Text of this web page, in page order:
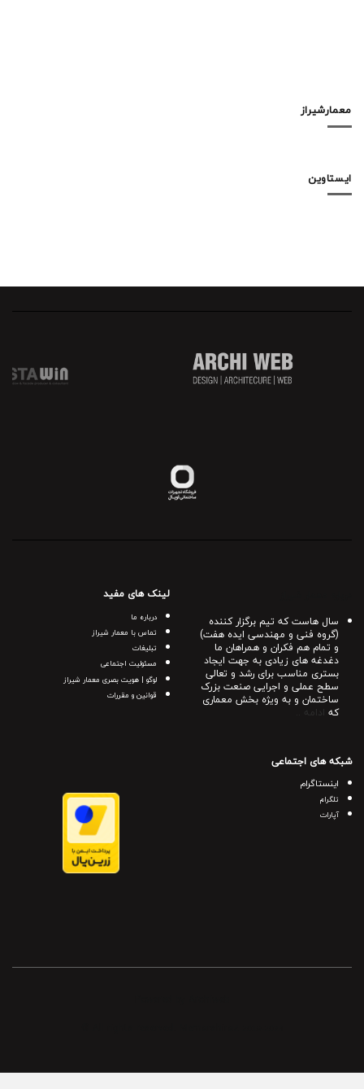
معمارشیراز
ایستاوین
سال هاست که تیم برگزار کننده
(گروه فنی و مهندسی ایده هفت)
و تمام هم فکران و همراهان ما
دغدغه های زیادی به جهت ایجاد
بستری مناسب برای رشد و تعالی
سطح عملی و اجرایی صنعت بزرک
ساختمان و به ویژه بخش معماری
که
لینک های مفید
درباره ما
تماس با معمار شیراز
تبلیغات
مسئولیت اجتماعی
لوگو | هویت بصری معمار شیراز
قوانین و مقررات
شبکه های اجتماعی
اینستاگرام
تلگرام
آپارات